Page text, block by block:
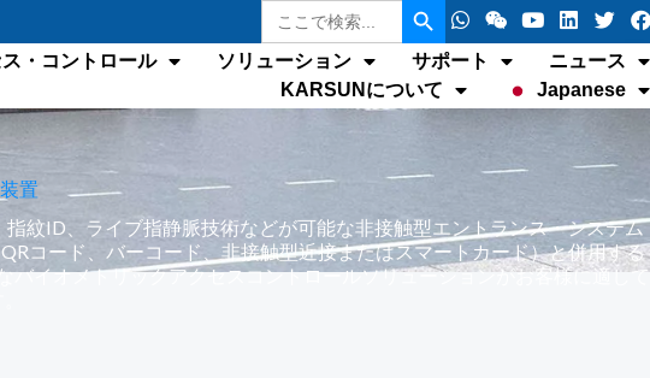
検
索
す
る：
W
h
a
s
a
ウ
ェ
イ
ン
Y
o
u
b
e
リ
ン
ク
ト
イ
ン
ツ
イ
ッ
タ
ー
・コントロール ソリューション サポート
ニュース
KARSUNについて
Japanese
置
紋ID、ライブ指静脈技術などが可能な非接触型エントランス・システム
コード、バーコード、非接触型近接またはスマートカード）と併用する
イオメトリックアクセスコントロールソリューションがお客様に適して